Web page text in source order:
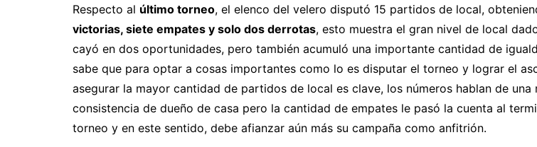
Respecto al último torneo, el elenco del velero disputó 15 partidos de local,
victorias, siete empates y solo dos derrotas, esto muestra el gran nivel de local
cayó en dos oportunidades, pero también acumuló una importante cantidad de
sabe que para optar a cosas importantes como lo es disputar el torneo y lograr el
asegurar la mayor cantidad de partidos de local es clave, los números hablan de una
consistencia de dueño de casa pero la cantidad de empates le pasó la cuenta al
torneo y en este sentido, debe afianzar aún más su campaña como anfitrión.